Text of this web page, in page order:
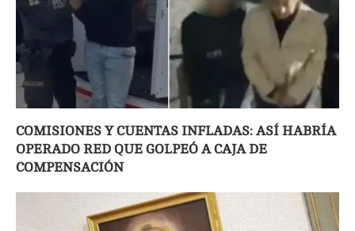
COMISIONES Y CUENTAS INFLADAS: ASÍ HABRÍA
OPERADO RED QUE GOLPEÓ A CAJA DE
COMPENSACIÓN